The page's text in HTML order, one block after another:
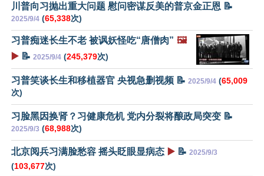
川普向习抛出重大问题 慰问密谋反美的普京金正恩 📝
2025/9/4 (65,338次)
习普痴迷长生不老 被讽妖怪吃“唐僧肉” 🖼️
▶️ 📝 2025/9/4 (245,379次)
习普笑谈长生和移植器官 央视急删视频 📝 2025/9/4 (65,009
次)
习脸黑因换肾？习健康危机 党内分裂将酿政局突变 📝
2025/9/3 (68,988次)
北京阅兵习满脸愁容 摇头眨眼显病态 ▶️ 📝 2025/9/3
(103,677次)